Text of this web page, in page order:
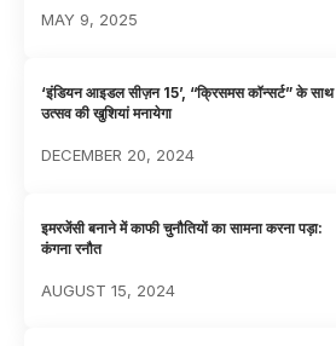
MAY 9, 2025
‘इंडियन आइडल सीज़न 15’, “क्रिसमस कॉन्सर्ट” के साथ
उत्सव की खुशियां मनायेगा
DECEMBER 20, 2024
इमरजेंसी बनाने में काफी चुनौतियों का सामना करना पड़ा:
कंगना रनौत
AUGUST 15, 2024